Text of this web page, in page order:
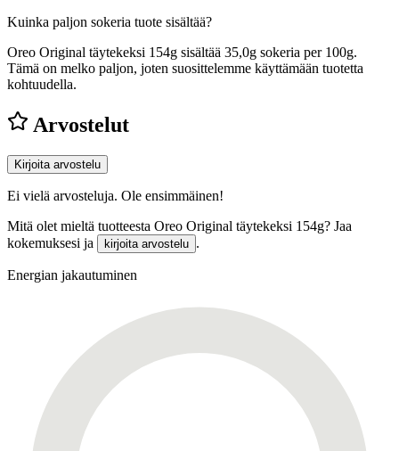
Kuinka paljon sokeria tuote sisältää?
Oreo Original täytekeksi 154g sisältää 35,0g sokeria per 100g.
Tämä on melko paljon, joten suosittelemme käyttämään tuotetta
kohtuudella.
Arvostelut
Kirjoita arvostelu
Ei vielä arvosteluja. Ole ensimmäinen!
Mitä olet mieltä tuotteesta Oreo Original täytekeksi 154g? Jaa
kokemuksesi ja
kirjoita arvostelu .
Energian jakautuminen